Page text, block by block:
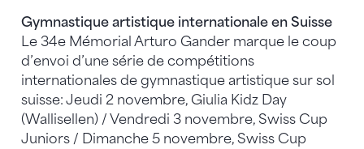
Gymnastique artistique internationale en Suisse
Le 34e Mémorial Arturo Gander marque le coup
d’envoi d’une série de compétitions
internationales de gymnastique artistique sur sol
suisse: Jeudi 2 novembre, Giulia Kidz Day
(Wallisellen) / Vendredi 3 novembre, Swiss Cup
Juniors / Dimanche 5 novembre, Swiss Cup